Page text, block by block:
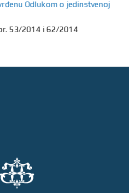
Odlukom o jedinstvenoj
53/2014 i 62/2014